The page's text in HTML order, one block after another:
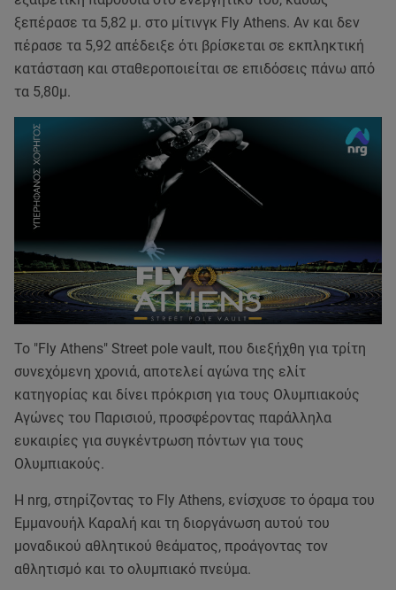
ξεπέρασε τα 5,82 μ. στο μίτινγκ Fly Athens. Αν και δεν
πέρασε τα 5,92 απέδειξε ότι βρίσκεται σε εκπληκτική
κατάσταση και σταθεροποιείται σε επιδόσεις πάνω από
τα 5,80μ.
Το "Fly Athens" Street pole vault, που διεξήχθη για τρίτη
συνεχόμενη χρονιά, αποτελεί αγώνα της ελίτ
κατηγορίας και δίνει πρόκριση για τους Ολυμπιακούς
Αγώνες του Παρισιού, προσφέροντας παράλληλα
ευκαιρίες για συγκέντρωση πόντων για τους
Ολυμπιακούς.
Η nrg, στηρίζοντας το Fly Athens, ενίσχυσε το όραμα του
Εμμανουήλ Καραλή και τη διοργάνωση αυτού του
μοναδικού αθλητικού θεάματος, προάγοντας τον
αθλητισμό και το ολυμπιακό πνεύμα.